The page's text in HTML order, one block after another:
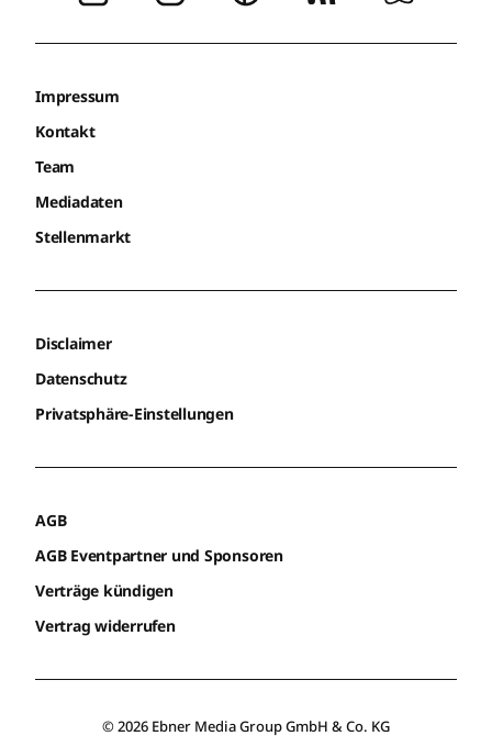
Impressum
Kontakt
Team
Mediadaten
Stellenmarkt
Disclaimer
Datenschutz
Privatsphäre-Einstellungen
AGB
AGB Eventpartner und Sponsoren
Verträge kündigen
Vertrag widerrufen
© 2026 Ebner Media Group GmbH & Co. KG